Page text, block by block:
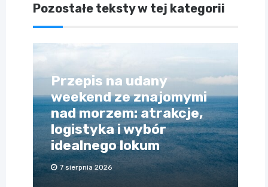
Pozostałe teksty w tej kategorii
Przepis na udany
weekend ze znajomymi
nad morzem: atrakcje,
logistyka i wybór
idealnego lokum
7 sierpnia 2026